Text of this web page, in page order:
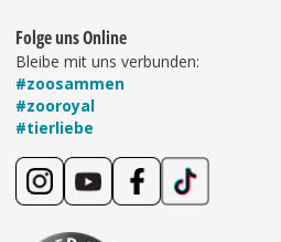
Folge uns Online
Bleibe mit uns verbunden:
#zoosammen
#zooroyal
#tierliebe